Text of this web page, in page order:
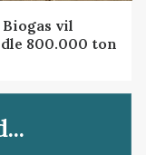
vil
800.000 ton